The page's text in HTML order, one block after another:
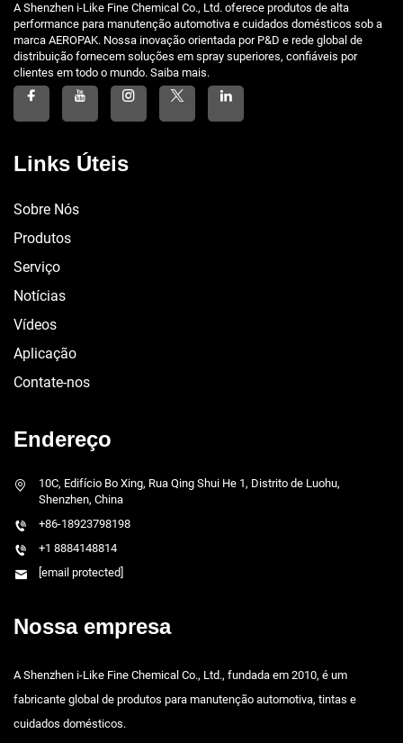
A Shenzhen i-Like Fine Chemical Co., Ltd. oferece produtos de alta
performance para manutenção automotiva e cuidados domésticos sob a
marca AEROPAK. Nossa inovação orientada por P&D e rede global de
distribuição fornecem soluções em spray superiores, confiáveis por
clientes em todo o mundo. Saiba mais.
Links Úteis
Sobre Nós
Produtos
Serviço
Notícias
Vídeos
Aplicação
Contate-nos
Endereço
10C, Edifício Bo Xing, Rua Qing Shui He 1, Distrito de Luohu,
Shenzhen, China
+86-18923798198
+1 8884148814
[email protected]
Nossa empresa
A Shenzhen i-Like Fine Chemical Co., Ltd., fundada em 2010, é um
fabricante global de produtos para manutenção automotiva, tintas e
cuidados domésticos.